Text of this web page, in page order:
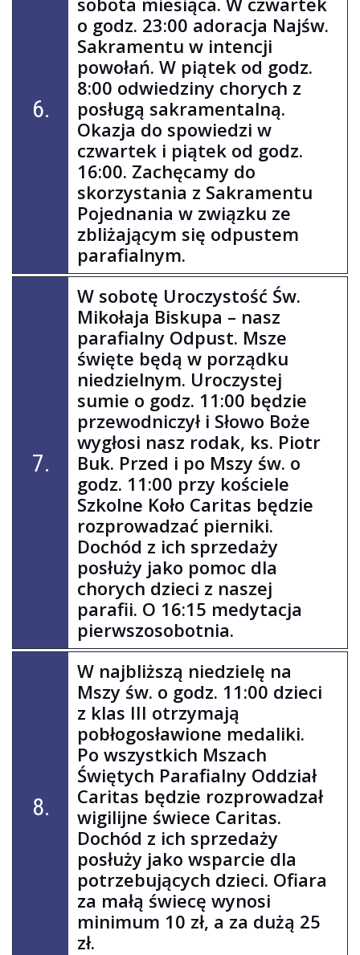
6.
o godz. 23:00 adoracja Najśw.
Sakramentu w intencji
powołań. W piątek od godz.
8:00 odwiedziny chorych z
posługą sakramentalną.
Okazja do spowiedzi w
czwartek i piątek od godz.
16:00. Zachęcamy do
skorzystania z Sakramentu
Pojednania w związku ze
zbliżającym się odpustem
parafialnym.
7.
W sobotę Uroczystość Św.
Mikołaja Biskupa – nasz
parafialny Odpust. Msze
święte będą w porządku
niedzielnym. Uroczystej
sumie o godz. 11:00 będzie
przewodniczył i Słowo Boże
wygłosi nasz rodak, ks. Piotr
Buk. Przed i po Mszy św. o
godz. 11:00 przy kościele
Szkolne Koło Caritas będzie
rozprowadzać pierniki.
Dochód z ich sprzedaży
posłuży jako pomoc dla
chorych dzieci z naszej
parafii. O 16:15 medytacja
pierwszosobotnia.
8.
W najbliższą niedzielę na
Mszy św. o godz. 11:00 dzieci
z klas III otrzymają
pobłogosławione medaliki.
Po wszystkich Mszach
Świętych Parafialny Oddział
Caritas będzie rozprowadzał
wigilijne świece Caritas.
Dochód z ich sprzedaży
posłuży jako wsparcie dla
potrzebujących dzieci. Ofiara
za małą świecę wynosi
minimum 10 zł, a za dużą 25
zł.